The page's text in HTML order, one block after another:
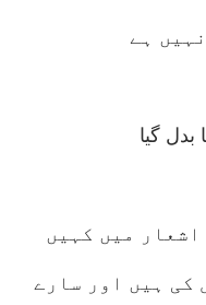
ہے
بدل گیا
میں کہیں
کی ہیں اور سارے